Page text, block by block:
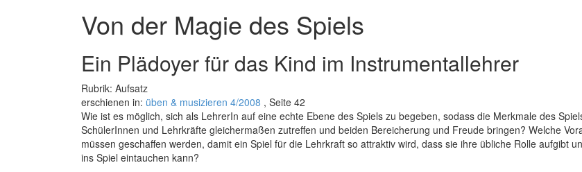
Von der Magie des Spiels
Ein Plädoyer für das Kind im Instrumentallehrer
Rubrik: Aufsatz
erschienen in: üben & musizieren 4/2008 , Seite 42
Wie ist es möglich, sich als LehrerIn auf eine echte Ebene des Spiels zu begeben, sodass die Merkmale des
SchülerInnen und Lehrkräfte gleichermaßen zutreffen und beiden Bereicherung und Freude bringen? Welche
müssen geschaffen werden, damit ein Spiel für die Lehrkraft so attraktiv wird, dass sie ihre übliche Rolle aufgibt
ins Spiel eintauchen kann?